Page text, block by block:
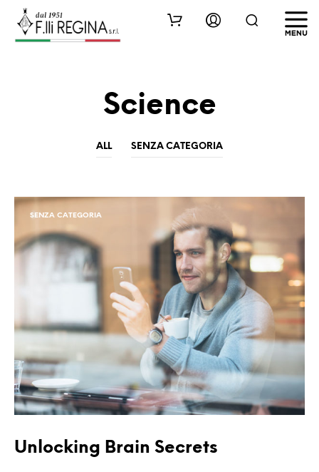
Science
ALL SENZA CATEGORIA
SENZA CATEGORIA
Unlocking Brain Secrets